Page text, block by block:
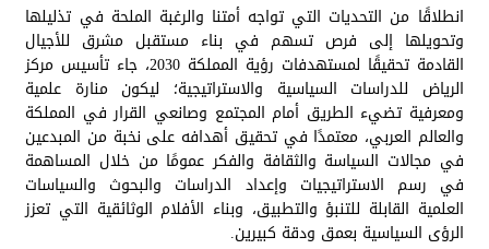
انطلاقًا من التحديات التي تواجه أمتنا والرغبة الملحة في تذليلها
وتحويلها إلى فرص تسهم في بناء مستقبل مشرق للأجيال
القادمة تحقيقًا لمستهدفات رؤية المملكة 2030، جاء تأسيس مركز
الرياض للدراسات السياسية والاستراتيجية؛ ليكون منارة علمية
ومعرفية تضيء الطريق أمام المجتمع وصانعي القرار في المملكة
والعالم العربي، معتمدًا في تحقيق أهدافه على نخبة من المبدعين
في مجالات السياسة والثقافة والفكر عمومًا من خلال المساهمة
في رسم الاستراتيجيات وإعداد الدراسات والبحوث والسياسات
العلمية القابلة للتنبؤ والتطبيق، وبناء الأفلام الوثائقية التي تعزز
الرؤى السياسية بعمق ودقة كبيرين.